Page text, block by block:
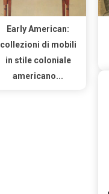
Early American:
collezioni di mobili
in stile coloniale
americano...